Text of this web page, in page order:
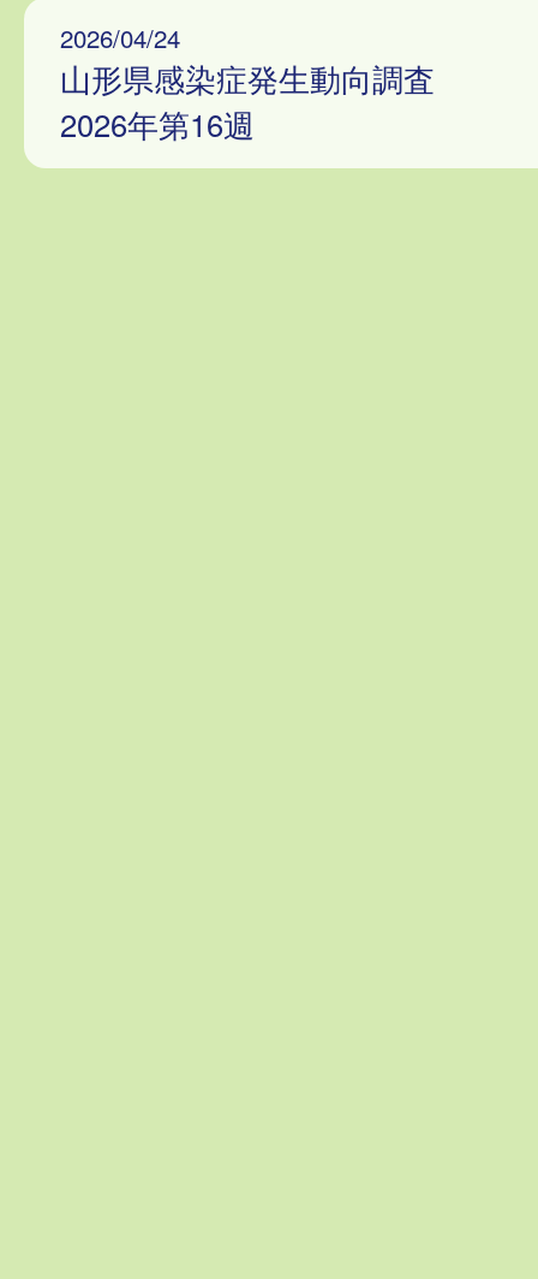
2026/04/24
山形県感染症発生動向調査
2026年第16週